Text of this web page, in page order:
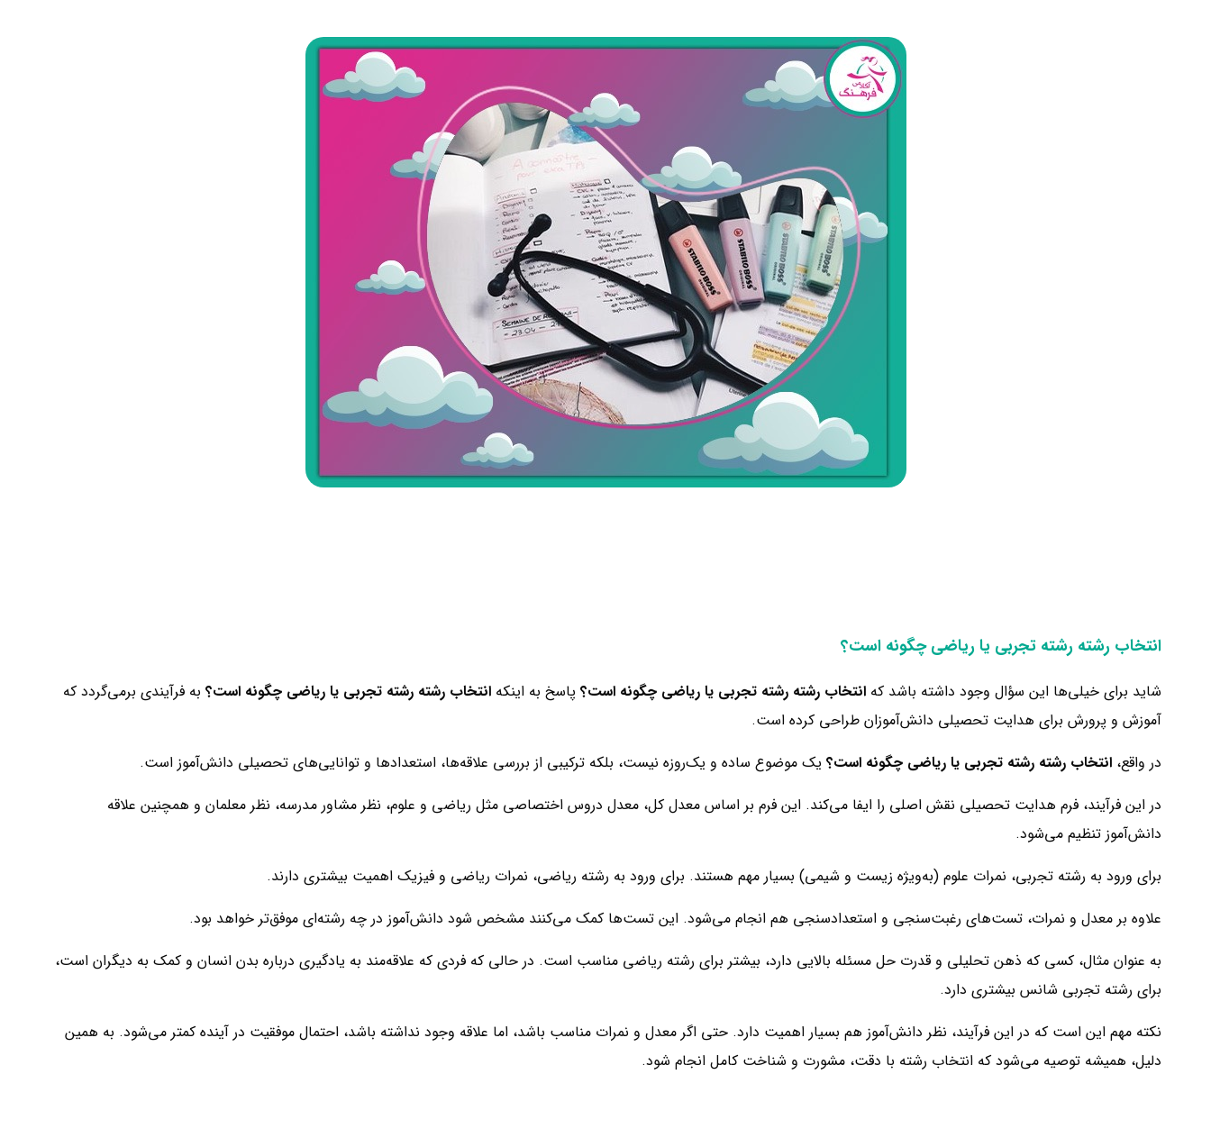
انتخاب رشته رشته تجربی یا ریاضی چگونه است؟
شاید برای خیلی‌ها این سؤال وجود داشته باشد که انتخاب رشته رشته تجربی یا ریاضی چگونه است؟پاسخ به اینکه انتخاب رشته رشته تجربی یا ریاضی چگونه است؟به فرآیندی برمی‌گردد که
آموزش و پرورش برای هدایت تحصیلی دانش‌آموزان طراحی کرده است.
در واقع، انتخاب رشته رشته تجربی یا ریاضی چگونه است؟یک موضوع ساده و یک‌روزه نیست، بلکه ترکیبی از بررسی علاقه‌ها، استعدادها و توانایی‌های تحصیلی دانش‌آموز است.
در این فرآیند، فرم هدایت تحصیلی نقش اصلی را ایفا می‌کند. این فرم بر اساس معدل کل، معدل دروس اختصاصی مثل ریاضی و علوم، نظر مشاور مدرسه، نظر معلمان و همچنین علاقه
دانش‌آموز تنظیم می‌شود.
برای ورود به رشته تجربی، نمرات علوم (به‌ویژه زیست و شیمی) بسیار مهم هستند. برای ورود به رشته ریاضی، نمرات ریاضی و فیزیک اهمیت بیشتری دارند.
علاوه بر معدل و نمرات، تست‌های رغبت‌سنجی و استعدادسنجی هم انجام می‌شود. این تست‌ها کمک می‌کنند مشخص شود دانش‌آموز در چه رشته‌ای موفق‌تر خواهد بود.
به عنوان مثال، کسی که ذهن تحلیلی و قدرت حل مسئله بالایی دارد، بیشتر برای رشته ریاضی مناسب است. در حالی که فردی که علاقه‌مند به یادگیری درباره بدن انسان و کمک به دیگران است،
برای رشته تجربی شانس بیشتری دارد.
نکته مهم این است که در این فرآیند، نظر دانش‌آموز هم بسیار اهمیت دارد. حتی اگر معدل و نمرات مناسب باشد، اما علاقه وجود نداشته باشد، احتمال موفقیت در آینده کمتر می‌شود. به همین
دلیل، همیشه توصیه می‌شود که انتخاب رشته با دقت، مشورت و شناخت کامل انجام شود.